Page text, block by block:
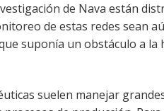
de Nava están
de estas redes sean
suponía un obstáculo a
suelen manejar